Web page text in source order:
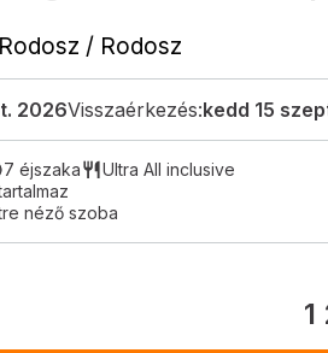
Rodosz / Rodosz
2026Visszaérkezés:kedd 15
7 éjszaka
Ultra All inclusive
néző szoba
1